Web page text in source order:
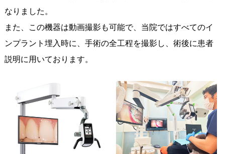
なりました。
また、この機器は動画撮影も可能で、当院ではすべてのイ
ンプラント埋入時に、手術の全工程を撮影し、術後に患者
説明に用いております。